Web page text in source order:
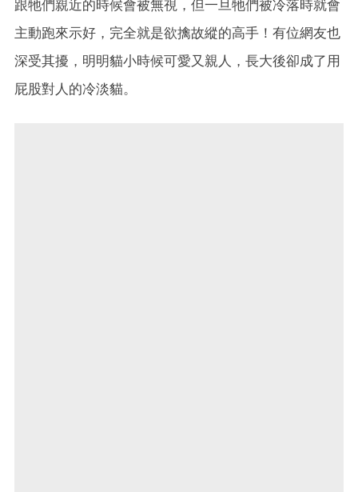
跟牠們親近的時候會被無視，但一旦牠們被冷落時就會
主動跑來示好，完全就是欲擒故縱的高手！有位網友也
深受其擾，明明貓小時候可愛又親人，長大後卻成了用
屁股對人的冷淡貓。